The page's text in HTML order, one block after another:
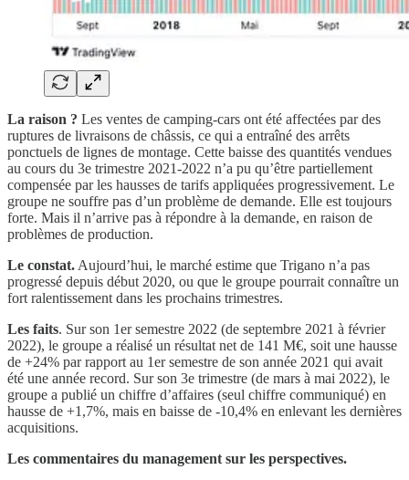
La raison ? Les ventes de camping-cars ont été affectées par des
ruptures de livraisons de châssis, ce qui a entraîné des arrêts
ponctuels de lignes de montage. Cette baisse des quantités vendues
au cours du 3e trimestre 2021-2022 n’a pu qu’être partiellement
compensée par les hausses de tarifs appliquées progressivement. Le
groupe ne souffre pas d’un problème de demande. Elle est toujours
forte. Mais il n’arrive pas à répondre à la demande, en raison de
problèmes de production.
Le constat. Aujourd’hui, le marché estime que Trigano n’a pas
progressé depuis début 2020, ou que le groupe pourrait connaître un
fort ralentissement dans les prochains trimestres.
Les faits. Sur son 1er semestre 2022 (de septembre 2021 à février
2022), le groupe a réalisé un résultat net de 141 M€, soit une hausse
de +24% par rapport au 1er semestre de son année 2021 qui avait
été une année record. Sur son 3e trimestre (de mars à mai 2022), le
groupe a publié un chiffre d’affaires (seul chiffre communiqué) en
hausse de +1,7%, mais en baisse de -10,4% en enlevant les dernières
acquisitions.
Les commentaires du management sur les perspectives.